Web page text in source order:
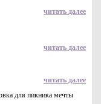
читать далее
читать далее
читать далее
для пикника мечты